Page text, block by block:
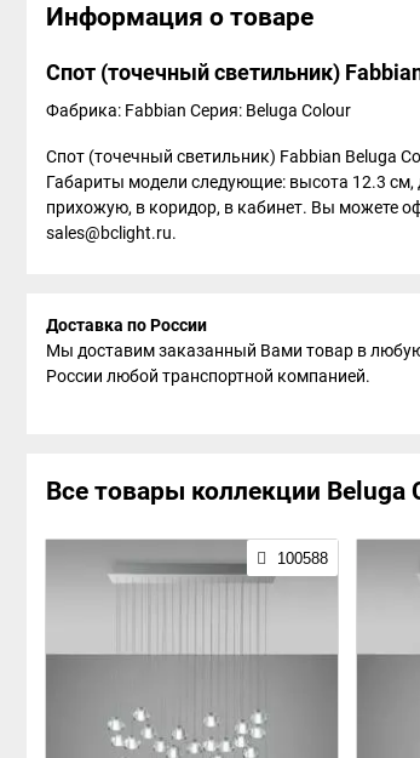
Информация о товаре
Спот (точечный светильник)
Фабрика: Fabbian Серия: Beluga Colour
Спот (точечный светильник) Fabbian Beluga
Габариты модели следующие: высота 12.3
прихожую, в коридор, в кабинет. Вы можете
sales@bclight.ru.
Доставка по России
Мы доставим заказанный Вами товар в
России любой транспортной компанией.
Все товары коллекции Beluga
100588